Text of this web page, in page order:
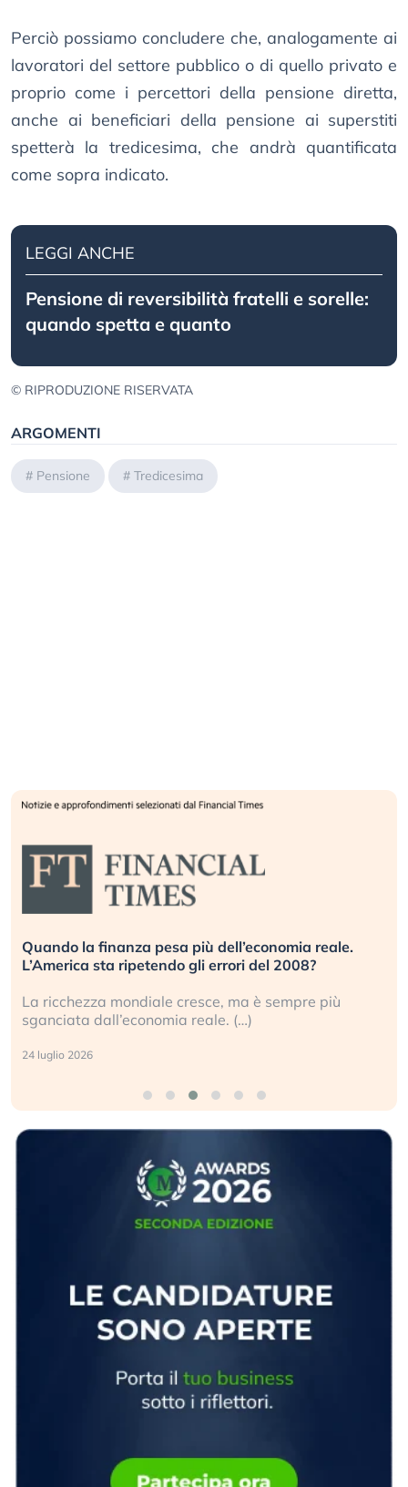
Perciò possiamo concludere che, analogamente ai
lavoratori del settore pubblico o di quello privato e
proprio come i percettori della pensione diretta,
anche ai beneficiari della pensione ai superstiti
spetterà la tredicesima, che andrà quantificata
come sopra indicato.
LEGGI ANCHE
Pensione di reversibilità fratelli e sorelle:
quando spetta e quanto
© RIPRODUZIONE RISERVATA
ARGOMENTI
# Pensione # Tredicesima
Quando la finanza pesa più dell’economia reale.
L’America sta ripetendo gli errori del 2008?
La ricchezza mondiale cresce, ma è sempre più
sganciata dall’economia reale. (…)
24 luglio 2026